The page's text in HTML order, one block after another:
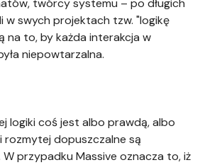
twórcy systemu – po długich
swych projektach tzw. "logikę
na to, by każda interakcja w
niepowtarzalna.
logiki coś jest albo prawdą, albo
rozmytej dopuszczalne są
przypadku Massive oznacza to, iż